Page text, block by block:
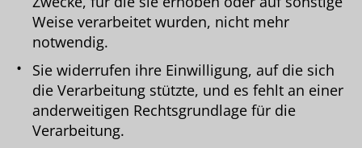
Weise verarbeitet wurden, nicht mehr
notwendig.
Sie widerrufen ihre Einwilligung, auf die sich
die Verarbeitung stützte, und es fehlt an einer
anderweitigen Rechtsgrundlage für die
Verarbeitung.